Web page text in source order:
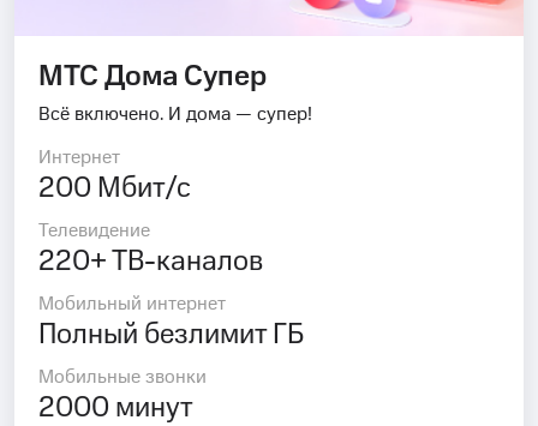
МТС Дома Супер
Всё включено. И дома — супер!
Интернет
200 Мбит/с
Телевидение
220+ ТВ-каналов
Мобильный интернет
Полный безлимит ГБ
Мобильные звонки
2000 минут